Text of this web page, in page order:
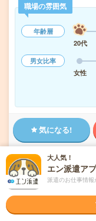
職場の雰囲気
年齢層
20代
男女比率
女性
気になる!
派遣会社
未読 掲載日 2026/08/08
＼川越駅！駅
大人気！
エン派遣ア
派遣のお仕事情報